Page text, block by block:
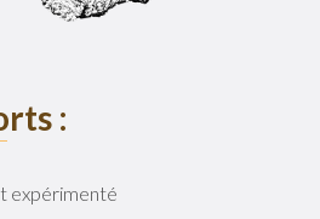
:
expérimenté